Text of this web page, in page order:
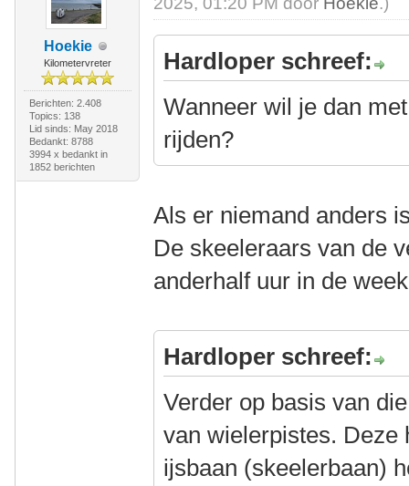
Hoekie
Kilometervreter
Berichten: 2.408
Topics: 138
Lid sinds: May 2018
Bedankt: 8788
3994 x bedankt in
1852 berichten
Hardloper schreef:
Wanneer wil je dan
rijden?
Als er niemand anders
De skeeleraars van de
anderhalf uur in de
Hardloper schreef:
Verder op basis van
van wielerpistes. Deze
ijsbaan (skeelerbaan)